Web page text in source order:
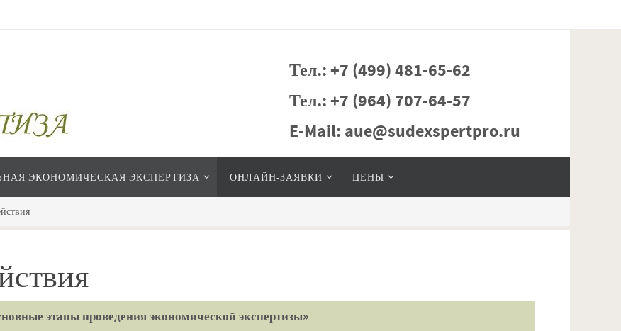
Тел.: +7 (499) 481-65-62
Тел.: +7 (964) 707-64-57
E-Mail: aue@sudexspertpro.ru
ЭКОНОМИЧЕСКАЯ ЭКСПЕРТИЗА ОНЛАЙН-ЗАЯВКИ ЦЕНЫ
этапы проведения экономической экспертизы»